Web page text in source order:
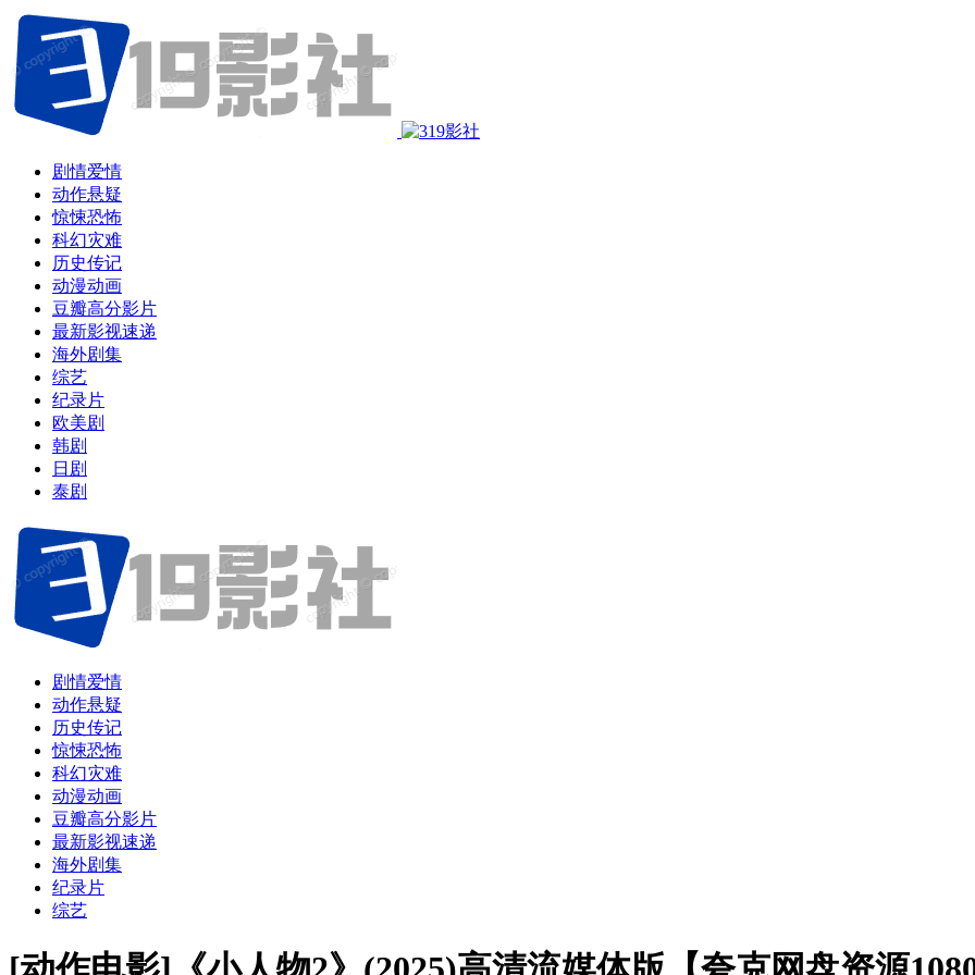
剧情爱情
动作悬疑
惊悚恐怖
科幻灾难
历史传记
动漫动画
豆瓣高分影片
最新影视速递
海外剧集
综艺
纪录片
欧美剧
韩剧
日剧
泰剧
剧情爱情
动作悬疑
历史传记
惊悚恐怖
科幻灾难
动漫动画
豆瓣高分影片
最新影视速递
海外剧集
纪录片
综艺